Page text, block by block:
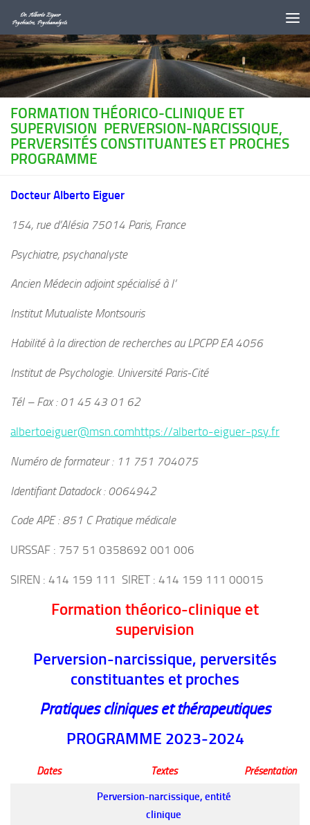
Au dessous du contenu
FORMATION THÉORICO-CLINIQUE ET
SUPERVISION PERVERSION-NARCISSIQUE,
PERVERSITÉS CONSTITUANTES ET PROCHES
PROGRAMME
Docteur Alberto Eiguer
154, rue d’Alésia 75014 Paris, France
Psychiatre, psychanalyste
Ancien Médecin adjoint spécialisé à l’
Institut Mutualiste Montsouris
Habilité à la direction de recherches au LPCPP EA 4056
Institut de Psychologie. Université Paris-Cité
Tél – Fax : 01 45 43 01 62
albertoeiguer@msn.comhttps://alberto-eiguer-psy.fr
Numéro de formateur : 11 751 704075
Identifiant Datadock : 0064942
Code APE : 851 C Pratique médicale
URSSAF : 757 51 0358692 001 006
SIREN : 414 159 111 SIRET : 414 159 111 00015
Formation théorico-clinique et
supervision
Perversion-narcissique, perversités
constituantes et proches
Pratiques cliniques et thérapeutiques
PROGRAMME 2023-2024
Dates Textes Présentation
Perversion-narcissique, entité
clinique